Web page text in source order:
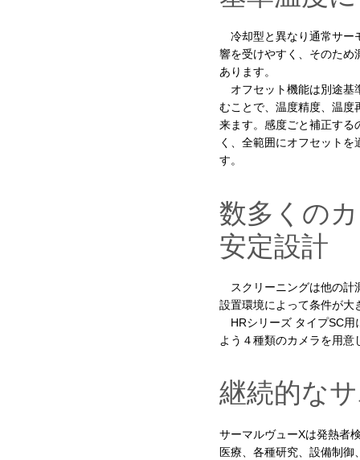
冷却型と異なり通常サー
響を受けやすく、そのため
あります。
オフセット機能は別途基
むことで、温度精度、温度
来ます。感度ごと補正する
く、全範囲にオフセット
す。
数多くの
安定設計
スクリーニングは他の計
設置環境によって条件が大
HRシリーズ タイプSC用
よう４種類のカメラを用意
継続的な
サーマルヴューXは発熱者
医療、各種研究、設備制御